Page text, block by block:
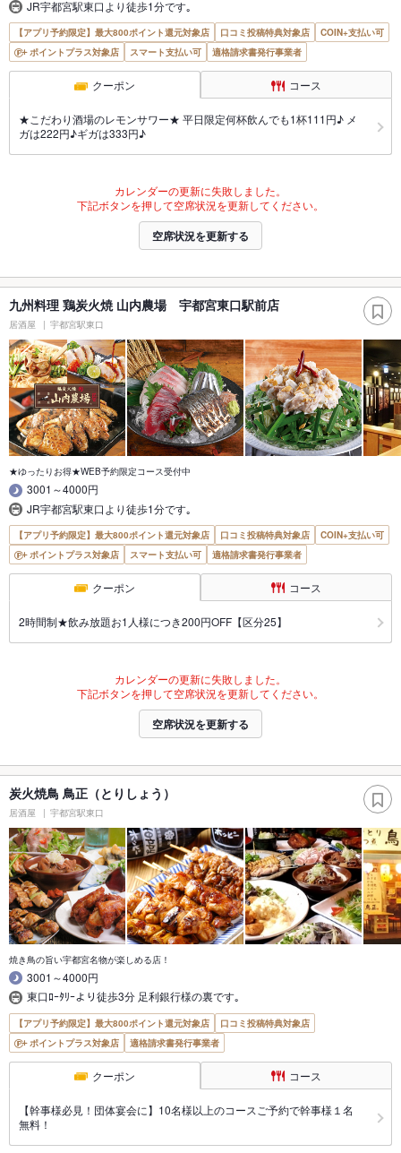
JR宇都宮駅東口より徒歩1分です｡
【アプリ予約限定】最大800ポイント還元対象店 口コミ投稿特典対象店
COIN+支払い可
ポイントプラス対象店
スマート支払い可 適格請求書発行事業者
クーポン コース
★こだわり酒場のレモンサワー★ 平日限定何杯飲んでも1杯111円♪ メ
ガは222円♪ギガは333円♪
カレンダーの更新に失敗しました。
下記ボタンを押して空席状況を更新してください。
空席状況を更新する
九州料理 鶏炭火焼 山内農場 宇都宮東口駅前店
居酒屋 宇都宮駅東口
★ゆったりお得★WEB予約限定コース受付中
3001～4000円
JR宇都宮駅東口より徒歩1分です｡
【アプリ予約限定】最大800ポイント還元対象店 口コミ投稿特典対象店
COIN+支払い可
ポイントプラス対象店
スマート支払い可 適格請求書発行事業者
クーポン コース
2時間制★飲み放題お1人様につき200円OFF【区分25】
カレンダーの更新に失敗しました。
下記ボタンを押して空席状況を更新してください。
空席状況を更新する
炭火焼鳥 鳥正（とりしょう）
居酒屋 宇都宮駅東口
焼き鳥の旨い宇都宮名物が楽しめる店！
3001～4000円
東口ﾛｰﾀﾘｰより徒歩3分 足利銀行様の裏です｡
【アプリ予約限定】最大800ポイント還元対象店
口コミ投稿特典対象店
ポイントプラス対象店
適格請求書発行事業者
クーポン コース
【幹事様必見！団体宴会に】10名様以上のコースご予約で幹事様１名
無料！